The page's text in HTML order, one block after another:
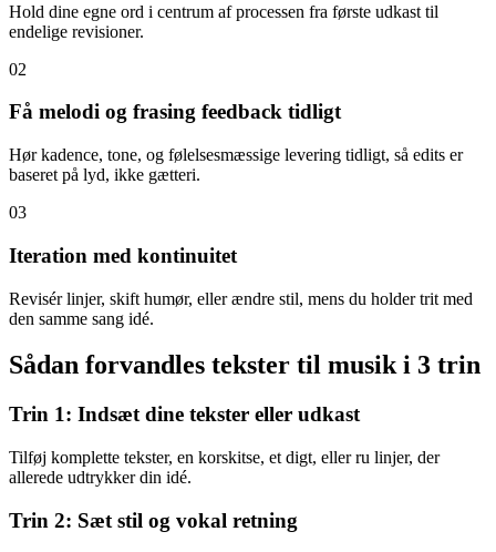
Hold dine egne ord i centrum af processen fra første udkast til
endelige revisioner.
02
Få melodi og frasing feedback tidligt
Hør kadence, tone, og følelsesmæssige levering tidligt, så edits er
baseret på lyd, ikke gætteri.
03
Iteration med kontinuitet
Revisér linjer, skift humør, eller ændre stil, mens du holder trit med
den samme sang idé.
Sådan forvandles tekster til musik i 3 trin
Trin 1: Indsæt dine tekster eller udkast
Tilføj komplette tekster, en korskitse, et digt, eller ru linjer, der
allerede udtrykker din idé.
Trin 2: Sæt stil og vokal retning